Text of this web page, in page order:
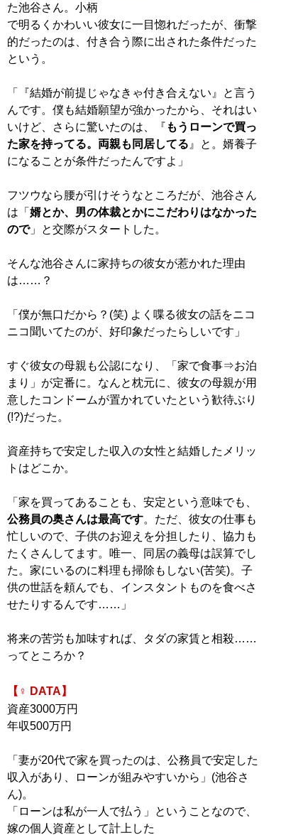
た池谷さん。小柄
で明るくかわいい彼女に一目惚れだったが、衝撃
的だったのは、付き合う際に出された条件だった
という。
「『結婚が前提じゃなきゃ付き合えない』と言う
んです。僕も結婚願望が強かったから、それはい
いけど、さらに驚いたのは、『 もうローンで買っ
た家を持ってる。両親も同居してる 』と。婿養子
になることが条件だったんですよ」
フツウなら腰が引けそうなところだが、池谷さん
は「 婿とか、男の体裁とかにこだわりはなかった
ので」と交際がスタートした。
そんな池谷さんに家持ちの彼女が惹かれた理由
は……？
「僕が無口だから？(笑) よく喋る彼女の話をニコ
ニコ聞いてたのが、好印象だったらしいです」
すぐ彼女の母親も公認になり、「家で食事⇒お泊
まり」が定番に。なんと枕元に、彼女の母親が用
意したコンドームが置かれていたという歓待ぶり
(!?)だった。
資産持ちで安定した収入の女性と結婚したメリッ
トはどこか。
「家を買ってあることも、安定という意味でも、
公務員の奥さんは最高です。ただ、彼女の仕事も
忙しいので、子供のお迎えを分担したり、協力も
たくさんしてます。唯一、同居の義母は誤算でし
た。家にいるのに料理も掃除もしない(苦笑)。子
供の世話を頼んでも、インスタントものを食べさ
せたりするんです……」
将来の苦労も加味すれば、タダの家賃と相殺……
ってところか？
【♀ DATA】
資産3000万円
年収500万円
「妻が20代で家を買ったのは、公務員で安定した
収入があり、ローンが組みやすいから」(池谷さ
ん)。
「ローンは私が一人で払う」ということなので、
嫁の個人資産として計上した